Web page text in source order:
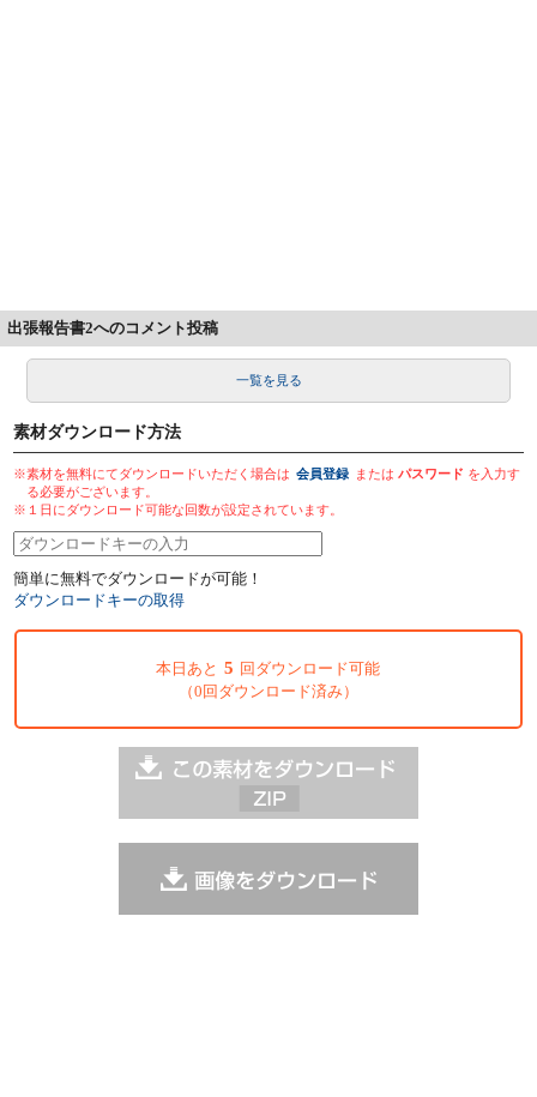
出張報告書2へのコメント投稿
一覧を見る
素材ダウンロード方法
※素材を無料にてダウンロードいただく場合は 会員登録 またはパスワード を入力す
る必要がございます。
※１日にダウンロード可能な回数が設定されています。
簡単に無料でダウンロードが可能！
ダウンロードキーの取得
本日あと 5 回ダウンロード可能
（0回ダウンロード済み）